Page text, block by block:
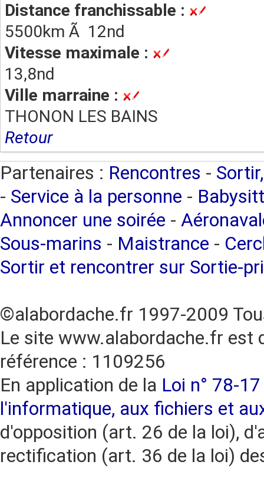
Distance franchissable :
5500km Ã 12nd
Vitesse maximale :
13,8nd
Ville marraine :
THONON LES BAINS
Retour
Partenaires : Rencontres -
- Service à la personne -
Annoncer une soirée -
Sous-marins - Maistrance -
Sortir et rencontrer sur Sortie-
©alabordache.fr 1997-2009
Le site www.alabordache.fr est
référence : 1109256
En application de la Loi n° 78-
l'informatique, aux fichiers et
d'opposition (art. 26 de la loi),
rectification (art. 36 de la loi)